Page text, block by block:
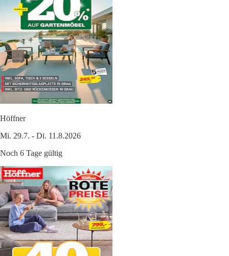
Höffner
Mi. 29.7. - Di. 11.8.2026
Noch 6 Tage gültig